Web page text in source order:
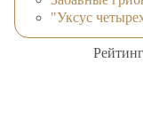
"Уксус